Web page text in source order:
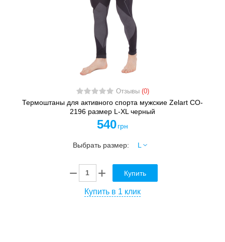
Отзывы (0)
Термоштаны для активного спорта мужские Zelart CO-
2196 размер L-XL черный
540 грн
Выбрать размер:
Купить
Купить в 1 клик